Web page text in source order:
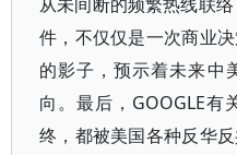
件，不仅仅是一次商业
的影子，预示着未来中
向。最后，GOOGLE有
终，都被美国各种反华